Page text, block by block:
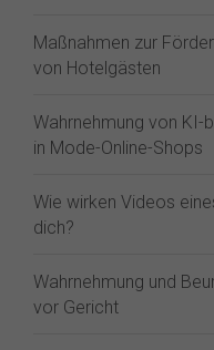
Maßnahmen zur
von Hotelgästen
Wahrnehmung von KI-
in Mode-Online-Shops
Wie wirken Videos
dich?
Wahrnehmung und
vor Gericht